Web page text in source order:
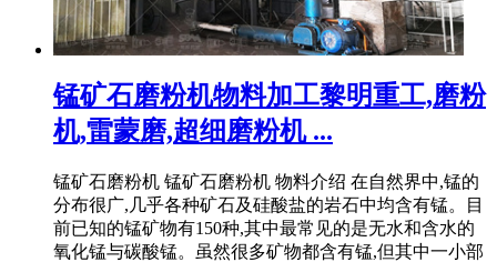
锰矿石磨粉机物料加工黎明重工,磨粉
机,雷蒙磨,超细磨粉机 ...
锰矿石磨粉机 锰矿石磨粉机 物料介绍 在自然界中,锰的
分布很广,几乎各种矿石及硅酸盐的岩石中均含有锰。目
前已知的锰矿物有150种,其中最常见的是无水和含水的
氧化锰与碳酸锰。虽然很多矿物都含有锰,但其中一小部